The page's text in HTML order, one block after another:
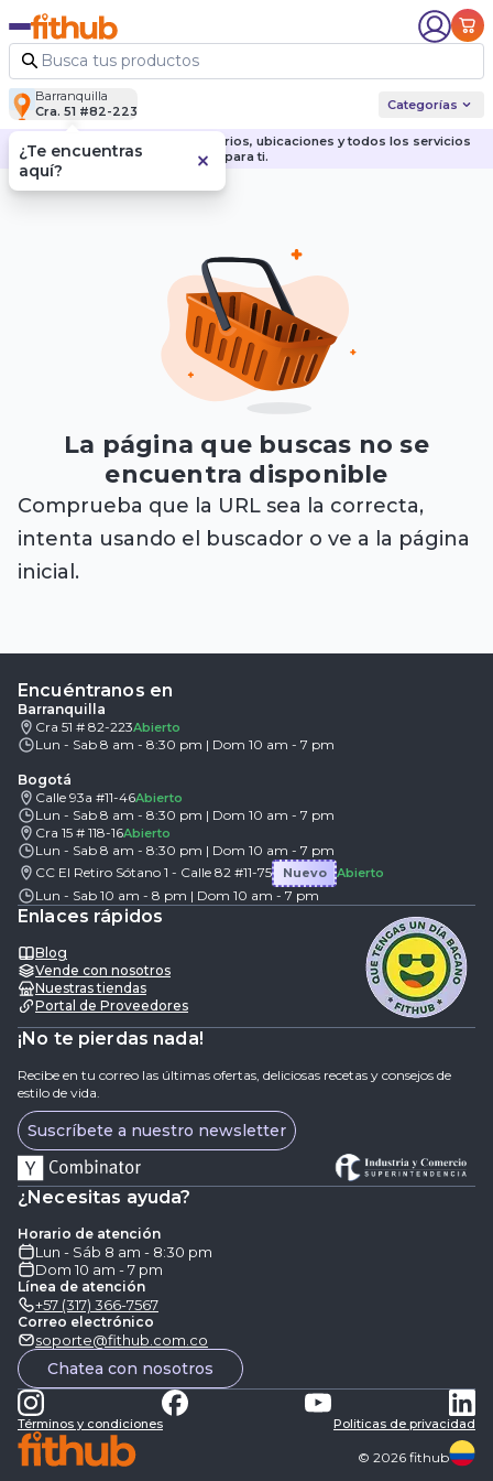
Barranquilla
Cra. 51 #82-223
Categorías
Descubre nuestras sedes, horarios, ubicaciones y todos los servicios
para ti.
La página que buscas no se
encuentra disponible
Comprueba que la URL sea la correcta,
intenta usando el buscador o ve a la página
inicial.
Encuéntranos en
Barranquilla
Cra 51 # 82-223Abierto
Lun - Sab 8 am - 8:30 pm | Dom 10 am - 7 pm
Bogotá
Calle 93a #11-46Abierto
Lun - Sab 8 am - 8:30 pm | Dom 10 am - 7 pm
Cra 15 # 118-16Abierto
Lun - Sab 8 am - 8:30 pm | Dom 10 am - 7 pm
CC El Retiro Sótano 1 - Calle 82 #11-75
Nuevo Abierto
Lun - Sab 10 am - 8 pm | Dom 10 am - 7 pm
Enlaces rápidos
Blog
Vende con nosotros
Nuestras tiendas
Portal de Proveedores
¡No te pierdas nada!
Recibe en tu correo las últimas ofertas, deliciosas recetas y consejos de
estilo de vida.
Suscríbete a nuestro newsletter
¿Necesitas ayuda?
Horario de atención
Lun - Sáb 8 am - 8:30 pm
Dom 10 am - 7 pm
Línea de atención
+57 (317) 366-7567
Correo electrónico
soporte@fithub.com.co
Chatea con nosotros
Términos y condiciones Politicas de privacidad
© 2026 fithub
¿Te encuentras
aquí?